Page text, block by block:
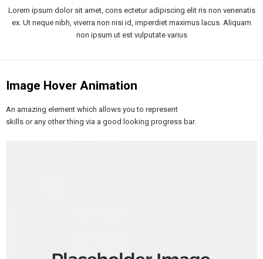
Lorem ipsum dolor sit amet, cons ectetur adipiscing elit ris non venenatis
ex. Ut neque nibh, viverra non nisi id, imperdiet maximus lacus. Aliquam
non ipsum ut est vulputate varius
Image Hover Animation
An amazing element which allows you to represent
skills or any other thing via a good looking progress bar.